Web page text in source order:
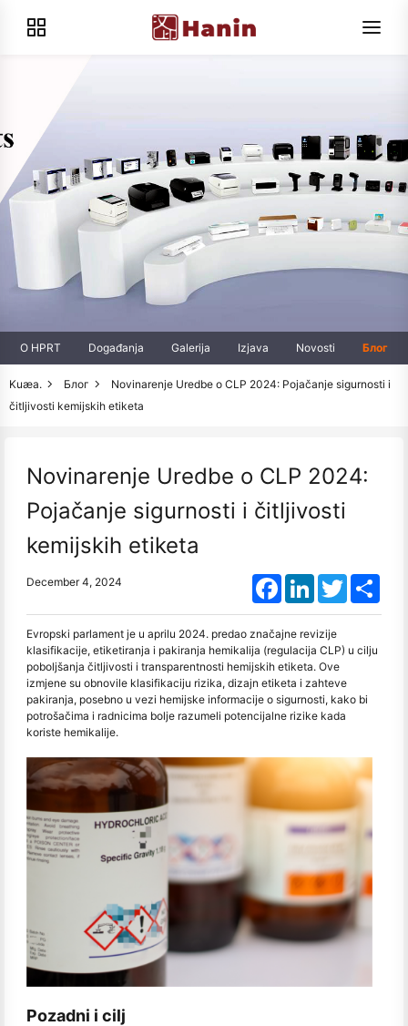
O HPRT Događanja Galerija Izjava Novosti Блог
Kuæa. Блог
Novinarenje Uredbe o CLP 2024: Pojačanje sigurnosti i
čitljivosti kemijskih etiketa
Novinarenje Uredbe o CLP 2024:
Pojačanje sigurnosti i čitljivosti
kemijskih etiketa
December 4, 2024 FacebookLinkedInTwitter
Evropski parlament je u aprilu 2024. predao značajne revizije
klasifikacije, etiketiranja i pakiranja hemikalija (regulacija CLP) u cilju
poboljšanja čitljivosti i transparentnosti hemijskih etiketa. Ove
izmjene su obnovile klasifikaciju rizika, dizajn etiketa i zahteve
pakiranja, posebno u vezi hemijske informacije o sigurnosti, kako bi
potrošačima i radnicima bolje razumeli potencijalne rizike kada
koriste hemikalije.
Pozadni i cilj